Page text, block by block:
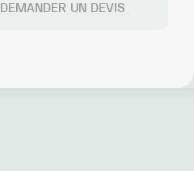
DEMANDER UN DEVIS